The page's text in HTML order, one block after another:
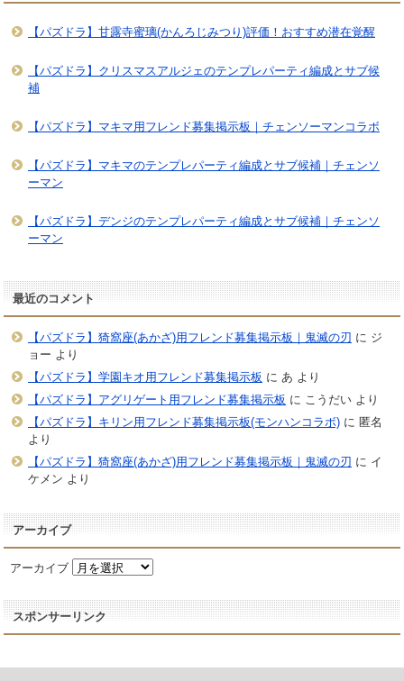
【パズドラ】甘露寺蜜璃(かんろじみつり)評価！おすすめ潜在覚醒
【パズドラ】クリスマスアルジェのテンプレパーティ編成とサブ候
補
【パズドラ】マキマ用フレンド募集掲示板｜チェンソーマンコラボ
【パズドラ】マキマのテンプレパーティ編成とサブ候補｜チェンソ
ーマン
【パズドラ】デンジのテンプレパーティ編成とサブ候補｜チェンソ
ーマン
最近のコメント
【パズドラ】猗窩座(あかざ)用フレンド募集掲示板｜鬼滅の刃 に ジ
ョー より
【パズドラ】学園キオ用フレンド募集掲示板 に あ より
【パズドラ】アグリゲート用フレンド募集掲示板 に こうだいより
【パズドラ】キリン用フレンド募集掲示板(モンハンコラボ)に 匿名
より
【パズドラ】猗窩座(あかざ)用フレンド募集掲示板｜鬼滅の刃 に イ
ケメン より
アーカイブ
アーカイブ
スポンサーリンク